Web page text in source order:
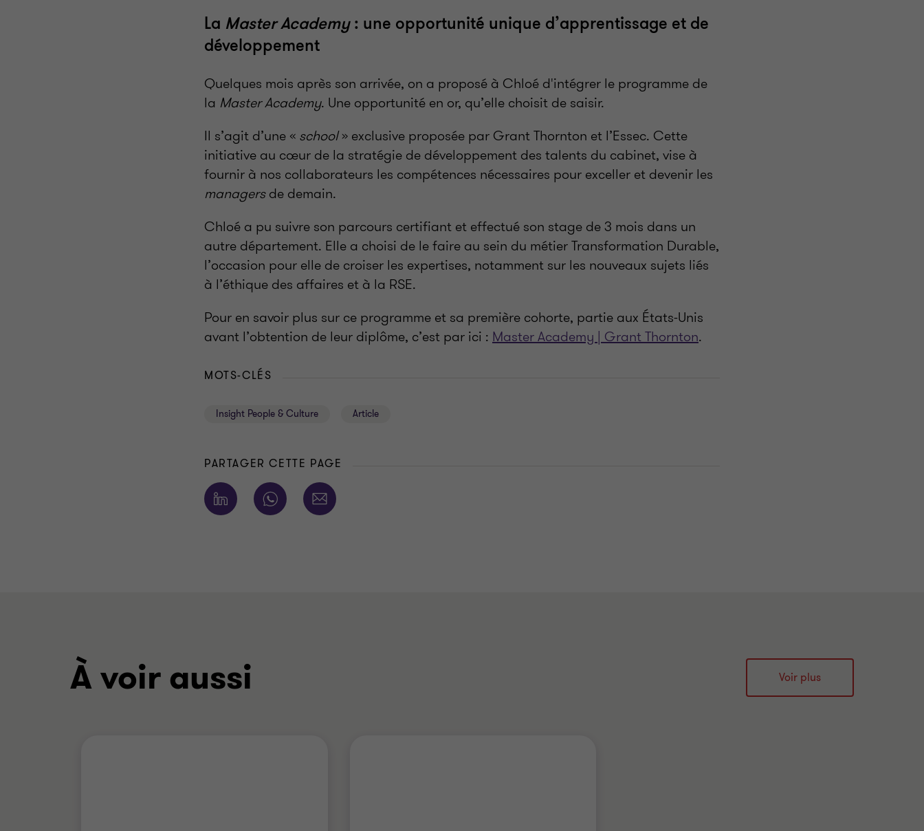
La Master Academy : une opportunité unique d’apprentissage et de
développement
Quelques mois après son arrivée, on a proposé à Chloé d'intégrer le programme de
la Master Academy. Une opportunité en or, qu’elle choisit de saisir.
Il s’agit d’une « school » exclusive proposée par Grant Thornton et l’Essec. Cette
initiative au cœur de la stratégie de développement des talents du cabinet, vise à
fournir à nos collaborateurs les compétences nécessaires pour exceller et devenir les
managersde demain.
Chloé a pu suivre son parcours certifiant et effectué son stage de 3 mois dans un
autre département. Elle a choisi de le faire au sein du métier Transformation Durable,
l’occasion pour elle de croiser les expertises, notamment sur les nouveaux sujets liés
à l’éthique des affaires et à la RSE.
Pour en savoir plus sur ce programme et sa première cohorte, partie aux États-Unis
avant l’obtention de leur diplôme, c’est par ici : Master Academy | Grant Thornton.
MOTS-CLÉS
Insight People & Culture Article
PARTAGER CETTE PAGE
À voir aussi Voir plus